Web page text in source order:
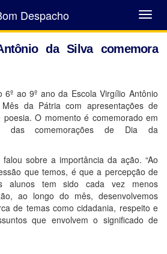
Abrir
Menu
Despacho
da Silva comemora
6º ao 9º ano da Escola Virgílio Antônio
da Pátria com apresentações de
O momento é comemorado em
das comemorações de Dia da
sobre a importância da ação. “Ao
que temos, é que a percepção de
alunos tem sido cada vez menos
ao longo do mês, desenvolvemos
de temas como cidadania, respeito e
que envolvem o significado de